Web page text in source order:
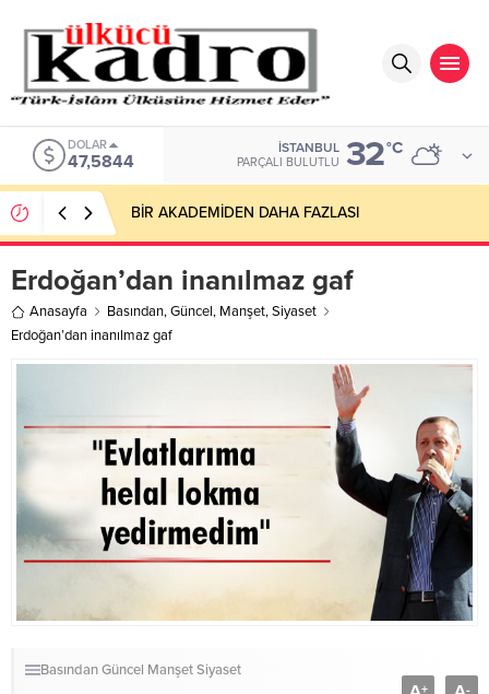
DOLAR
47,5844
İSTANBUL
PARÇALI BULUTLU 32°C
BİR AKADEMİDEN DAHA FAZLASI
Erdoğan’dan inanılmaz gaf
Anasayfa Basından,Güncel, Manşet,Siyaset
Erdoğan’dan inanılmaz gaf
BasındanGüncel ManşetSiyaset
+ -